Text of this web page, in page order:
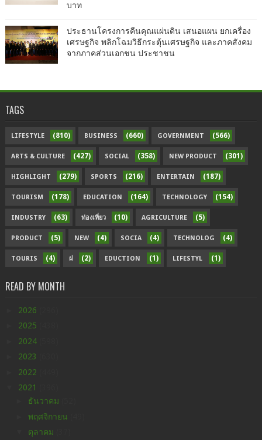
บาท
ประธานโครงการคืนคุณแผ่นดิน เสนอแผน ยกเครื่อง
เศรษฐกิจ พลิกโฉมวิธีกระตุ้นเศรษฐกิจ และภาคสังคม
จากภาคส่วนเอกชน ประชาชน
TAGS
LIFESTYLE (810) BUSINESS (660) GOVERNMENT (566)
ARTS & CULTURE (427) SOCIAL (358) NEW PRODUCT (301)
HIGHLIGHT (279) SPORTS (216) ENTERTAIN (187)
TOURISM (178) EDUCATION (164) TECHNOLOGY (154)
INDUSTRY (63) ท่องเที่ยว (10) AGRICULTURE (5)
PRODUCT (5) NEW (4) SOCIA (4) TECHNOLOG (4)
TOURIS (4) ฝ (2) EDUCTION (1) LIFESTYL (1)
READ BY MONTH
2026
2025
2024
2023
2022
2021
ธันวาคม
พฤศจิกายน
ตุลาคม